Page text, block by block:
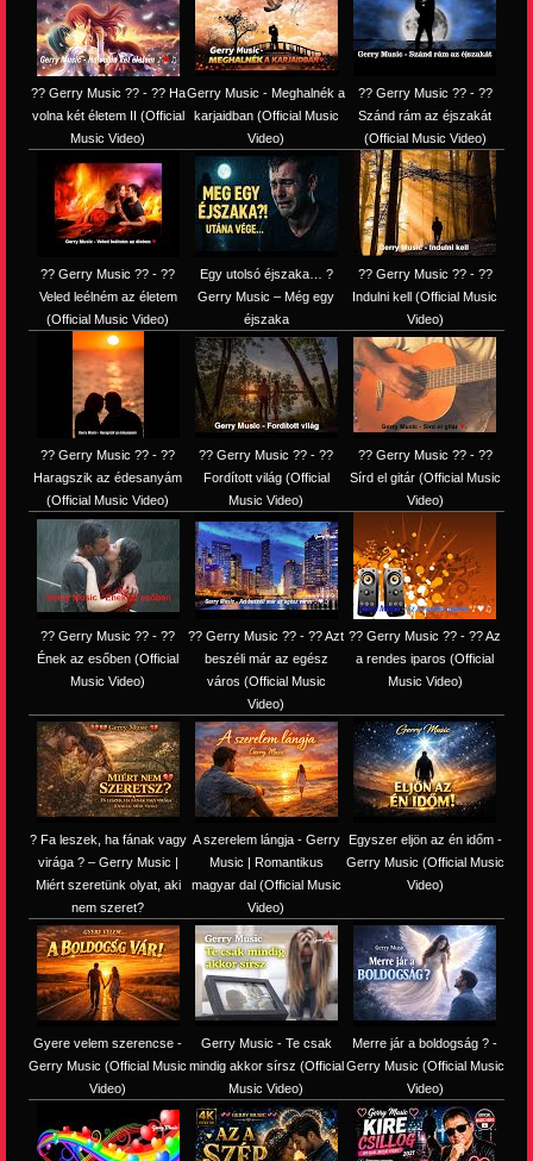
?? Gerry Music ?? - ?? Ha
volna két életem II (Official
Music Video)
Gerry Music - Meghalnék a
karjaidban (Official Music
Video)
?? Gerry Music ?? - ??
Szánd rám az éjszakát
(Official Music Video)
?? Gerry Music ?? - ??
Veled leélném az életem
(Official Music Video)
Egy utolsó éjszaka… ?
Gerry Music – Még egy
éjszaka
?? Gerry Music ?? - ??
Indulni kell (Official Music
Video)
?? Gerry Music ?? - ??
Haragszik az édesanyám
(Official Music Video)
?? Gerry Music ?? - ??
Fordított világ (Official
Music Video)
?? Gerry Music ?? - ??
Sírd el gitár (Official Music
Video)
?? Gerry Music ?? - ??
Ének az esőben (Official
Music Video)
?? Gerry Music ?? - ?? Azt
beszéli már az egész
város (Official Music
Video)
?? Gerry Music ?? - ?? Az
a rendes iparos (Official
Music Video)
? Fa leszek, ha fának vagy
virága ? – Gerry Music |
Miért szeretünk olyat, aki
nem szeret?
A szerelem lángja - Gerry
Music | Romantikus
magyar dal (Official Music
Video)
Egyszer eljön az én időm -
Gerry Music (Official Music
Video)
Gyere velem szerencse -
Gerry Music (Official Music
Video)
Gerry Music - Te csak
mindig akkor sírsz (Official
Music Video)
Merre jár a boldogság ? -
Gerry Music (Official Music
Video)